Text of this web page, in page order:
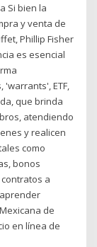
Si bien la
y venta de
Phillip Fisher
es esencial
ETF,
que brinda
atendiendo
y realicen
como
bonos
a
de
en línea de